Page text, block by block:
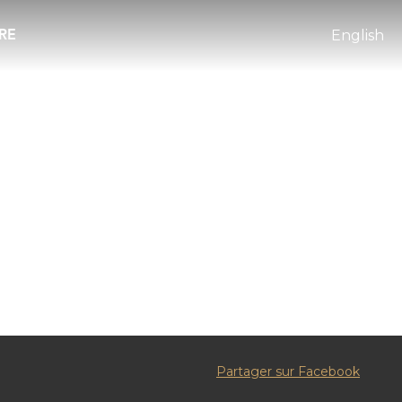
English
Partager sur Facebook